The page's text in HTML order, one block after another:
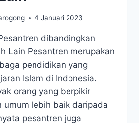
4 Januari 2023
dibandingkan
Lain Pesantren merupakan
pendidikan yang
Islam di Indonesia.
orang yang berpikir
umum lebih baik daripada
pesantren juga